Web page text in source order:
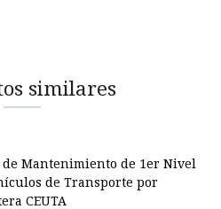
similares
de Mantenimiento de 1er Nivel
de Transporte por
CEUTA